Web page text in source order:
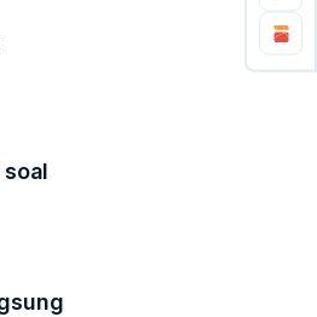
soal